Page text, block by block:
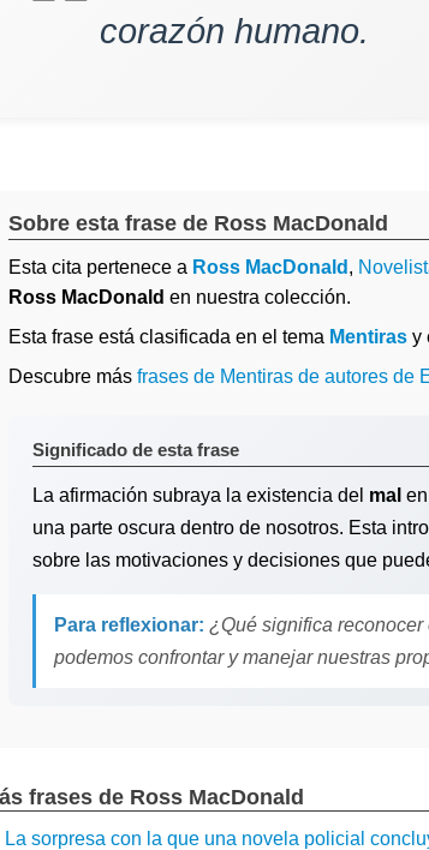
corazón humano.
Sobre esta frase de Ross MacDonald
Esta cita pertenece a Ross MacDonald ,
Ross MacDonald en nuestra colección.
Esta frase está clasificada en el tema Mentiras y
Descubre más frases de Mentiras de autores de
Significado de esta frase
La afirmación subraya la existencia del mal
una parte oscura dentro de nosotros. Esta
sobre las motivaciones y decisiones que
Para reflexionar: ¿Qué significa
podemos confrontar y manejar nuestras
frases de Ross MacDonald
La sorpresa con la que una novela policial